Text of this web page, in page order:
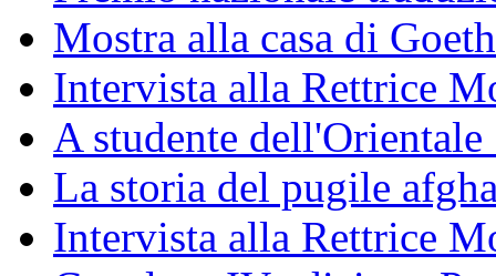
Mostra alla casa di
Intervista alla Rettrice
A studente
La storia del pugile
Intervista alla Rettrice